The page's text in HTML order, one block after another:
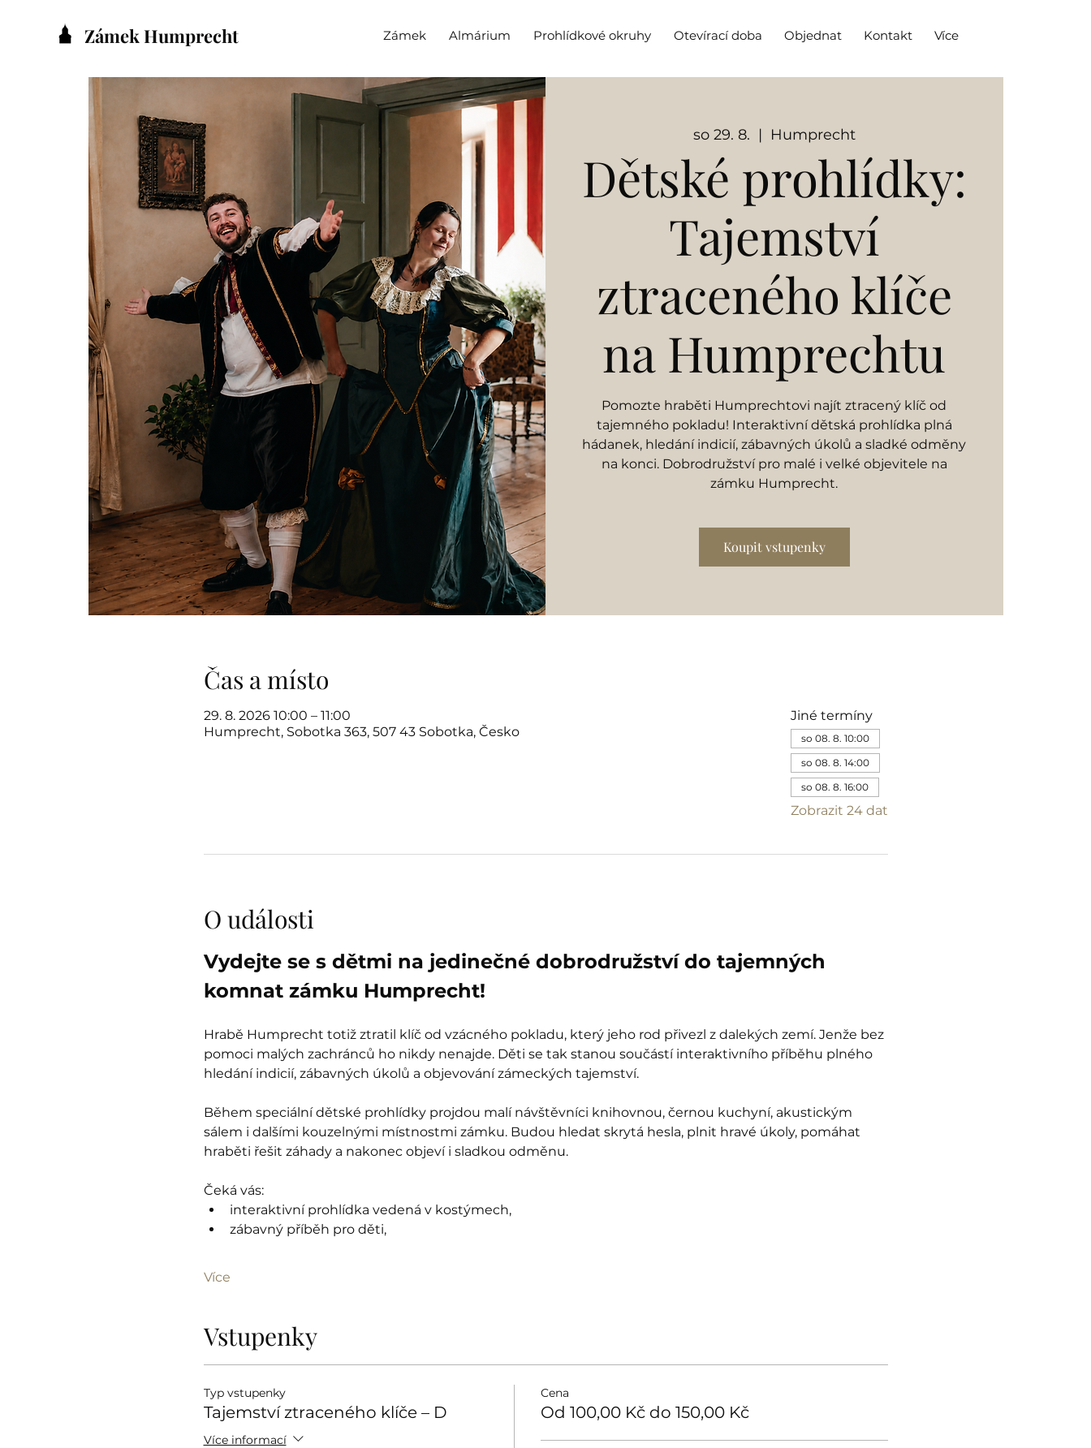
Zámek Humprecht Zámek Almárium Prohlídkové okruhy Otevírací doba Objednat Kontakt Více
so 29. 8.
  |
Humprecht
Dětské prohlídky:
Tajemství
ztraceného klíče
na Humprechtu
Pomozte hraběti Humprechtovi najít ztracený klíč od
tajemného pokladu! Interaktivní dětská prohlídka plná
hádanek, hledání indicií, zábavných úkolů a sladké odměny
na konci. Dobrodružství pro malé i velké objevitele na
zámku Humprecht.
Koupit vstupenky
Čas a místo
29. 8. 2026 10:00 – 11:00
Humprecht, Sobotka 363, 507 43 Sobotka, Česko
Jiné termíny
so 08. 8. 10:00
so 08. 8. 14:00
so 08. 8. 16:00
Zobrazit 24 dat
O události
Vydejte se s dětmi na jedinečné dobrodružství do tajemných
komnat zámku Humprecht!
Hrabě Humprecht totiž ztratil klíč od vzácného pokladu, který jeho rod přivezl z dalekých zemí. Jenže bez
pomoci malých zachránců ho nikdy nenajde. Děti se tak stanou součástí interaktivního příběhu plného
hledání indicií, zábavných úkolů a objevování zámeckých tajemství.
Během speciální dětské prohlídky projdou malí návštěvníci knihovnou, černou kuchyní, akustickým
sálem i dalšími kouzelnými místnostmi zámku. Budou hledat skrytá hesla, plnit hravé úkoly, pomáhat
hraběti řešit záhady a nakonec objeví i sladkou odměnu.
Čeká vás:
interaktivní prohlídka vedená v kostýmech,
zábavný příběh pro děti,
Více
Vstupenky
Typ vstupenky
Tajemství ztraceného klíče – D
Více informací
Cena
Od 100,00 Kč do 150,00 Kč